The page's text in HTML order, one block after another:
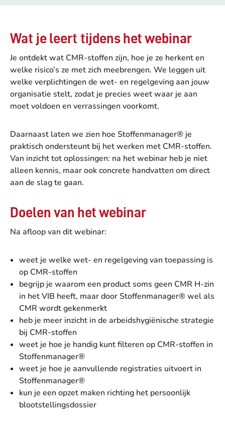
Wat je leert tijdens het webinar
Je ontdekt wat CMR-stoffen zijn, hoe je ze herkent en
welke risico’s ze met zich meebrengen. We leggen uit
welke verplichtingen de wet- en regelgeving aan jouw
organisatie stelt, zodat je precies weet waar je aan
moet voldoen en verrassingen voorkomt.
Daarnaast laten we zien hoe Stoffenmanager® je
praktisch ondersteunt bij het werken met CMR-stoffen.
Van inzicht tot oplossingen: na het webinar heb je niet
alleen kennis, maar ook concrete handvatten om direct
aan de slag te gaan.
Doelen van het webinar
Na afloop van dit webinar:
weet je welke wet- en regelgeving van toepassing is
op CMR-stoffen
begrijp je waarom een product soms geen CMR H-zin
in het VIB heeft, maar door Stoffenmanager® wel als
CMR wordt gekenmerkt
heb je meer inzicht in de arbeidshygiënische strategie
bij CMR-stoffen
weet je hoe je handig kunt filteren op CMR-stoffen in
Stoffenmanager®
weet je hoe je aanvullende registraties uitvoert in
Stoffenmanager®
kun je een opzet maken richting het persoonlijk
blootstellingsdossier